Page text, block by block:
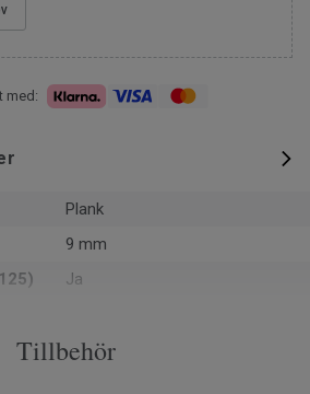
med:
Plank
9 mm
Ja
7
Tillbehör